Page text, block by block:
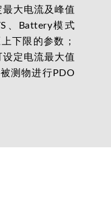
大电流及峰值
、Battery模式
下限的参数；
设定电流最大值
测物进行PDO